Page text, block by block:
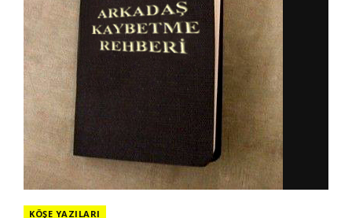
KÖŞE YAZILARI